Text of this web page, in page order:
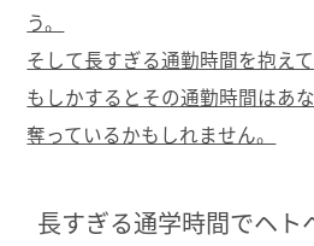
う。
そして長すぎる通勤時間を抱え
もしかするとその通勤時間はあ
奪っているかもしれません。
長すぎる通学時間でヘト